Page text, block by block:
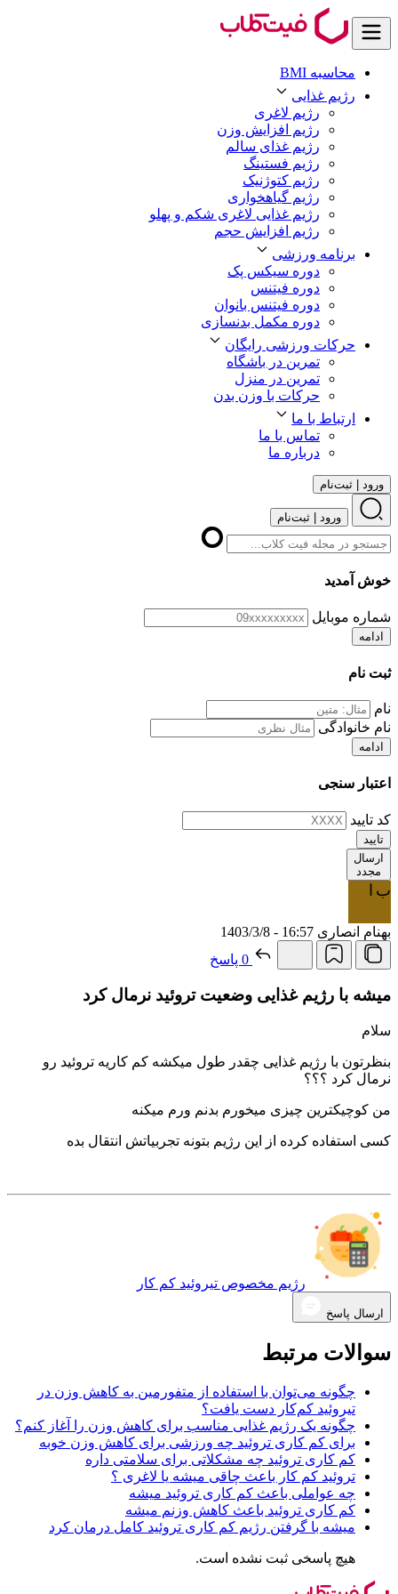
محاسبه BMI
رژیم غذایی
رژیم لاغری
رژیم افزایش وزن
رژیم غذای سالم
رژیم فستینگ
رژیم کتوژنیک
رژیم گیاهخواری
رژیم غذایی لاغری شکم و پهلو
رژیم افزایش حجم
برنامه ورزشی
دوره سیکس پک
دوره فیتنس
دوره فیتنس بانوان
دوره مکمل بدنسازی
حرکات ورزشی رایگان
تمرین در باشگاه
تمرین در منزل
حرکات با وزن بدن
ارتباط با ما
تماس با ما
درباره ما
ورود | ثبت‌نام
ورود | ثبت‌نام
خوش آمدید
شماره موبایل
ادامه
ثبت نام
نام
نام خانوادگی
ادامه
اعتبار سنجی
کد تایید
تایید
ارسال
مجدد
ب ا
بهنام انصاری 16:57 - 1403/3/8
میشه با رژیم غذایی وضعیت تروئید نرمال کرد
سلام
بنظرتون با رژیم غذایی چقدر طول میکشه کم کاریه تروئید رو
نرمال کرد ؟؟؟
من کوچیکترین چیزی میخورم بدنم ورم میکنه
کسی استفاده کرده از این رژیم بتونه تجربیاتش انتقال بده
رژیم مخصوص تیروئید کم کار
ارسال پاسخ
سوالات مرتبط
چگونه می‌توان با استفاده از متفورمین به کاهش وزن در
تیروئید کم‌کار دست یافت؟
چگونه یک رژیم غذایی مناسب برای کاهش وزن را آغاز کنم؟
برای کم کاری تروئید چه ورزشی برای کاهش وزن خوبه
کم کاری تروئید چه مشکلاتی برای سلامتی داره
تروئید کم کار باعث چاقی میشه یا لاغری ؟
چه عواملی باعث کم کاری تروئید میشه
کم کاری تروئید باعث کاهش وزنم میشه
میشه با گرفتن رژیم کم کاری تروئید کامل درمان کرد
هیچ پاسخی ثبت نشده است.